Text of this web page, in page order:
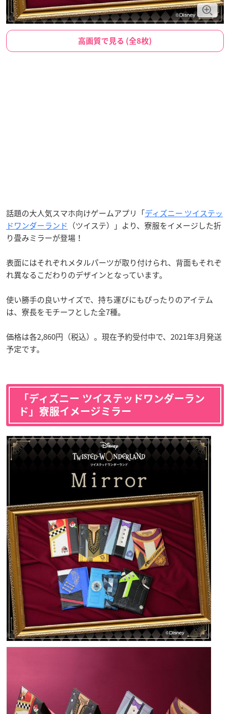
高画質で見る (全8枚)
話題の大人気スマホ向けゲームアプリ「ディズニー ツイステッ
ドワンダーランド （ツイステ）」より、寮服をイメージした折
り畳みミラーが登場！
表面にはそれぞれメタルパーツが取り付けられ、背面もそれぞ
れ異なるこだわりのデザインとなっています。
使い勝手の良いサイズで、持ち運びにもぴったりのアイテム
は、寮長をモチーフとした全7種。
価格は各2,860円（税込）。現在予約受付中で、2021年3月発送
予定です。
「ディズニー ツイステッドワンダーラン
ド」寮服イメージミラー